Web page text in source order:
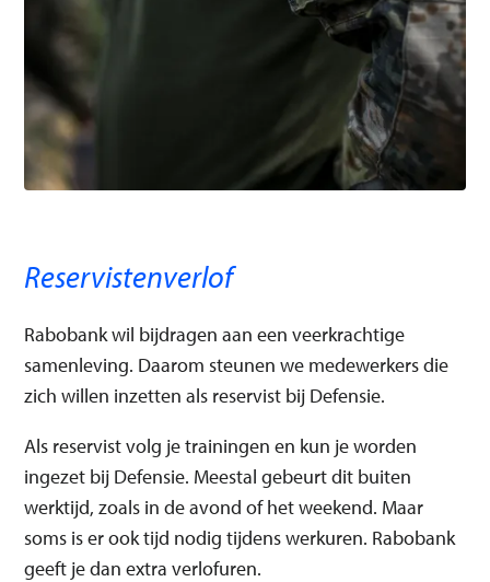
Reservistenverlof
Rabobank wil bijdragen aan een veerkrachtige
samenleving. Daarom steunen we medewerkers die
zich willen inzetten als reservist bij Defensie.
Als reservist volg je trainingen en kun je worden
ingezet bij Defensie. Meestal gebeurt dit buiten
werktijd, zoals in de avond of het weekend. Maar
soms is er ook tijd nodig tijdens werkuren. Rabobank
geeft je dan extra verlofuren.